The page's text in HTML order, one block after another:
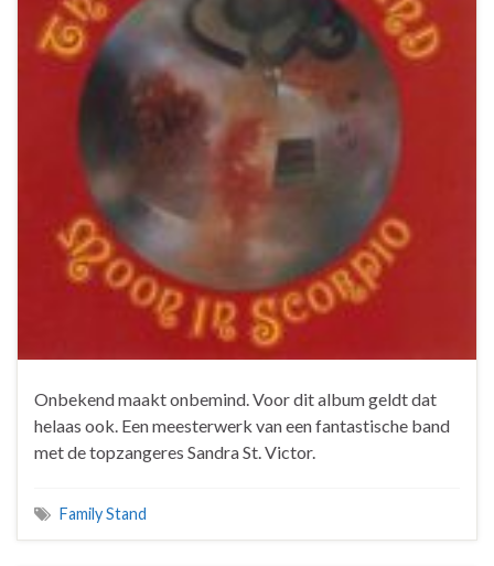
Onbekend maakt onbemind. Voor dit album geldt dat
helaas ook. Een meesterwerk van een fantastische band
met de topzangeres Sandra St. Victor.
Family Stand